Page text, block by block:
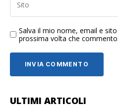
Salva il mio nome, email e
prossima volta che commento.
ULTIMI ARTICOLI